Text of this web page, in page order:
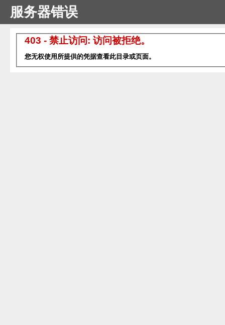
服务器错误
403 - 禁止访问: 访问被拒绝。
您无权使用所提供的凭据查看此目录或页面。